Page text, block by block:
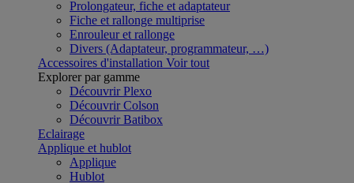
Prolongateur, fiche et adaptateur
Fiche et rallonge multiprise
Enrouleur et rallonge
Divers (Adaptateur, programmateur, …)
Accessoires d'installation Voir tout
Explorer par gamme
Découvrir Plexo
Découvrir Colson
Découvrir Batibox
Eclairage
Applique et hublot
Applique
Hublot